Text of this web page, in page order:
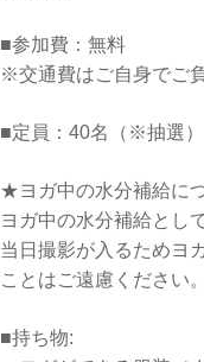
■参加費：無料
※交通費はご自身でご
■定員：40名（※抽選）
★ヨガ中の水分補給に
ヨガ中の水分補給とし
当日撮影が入るためヨ
ことはご遠慮ください
■持ち物: